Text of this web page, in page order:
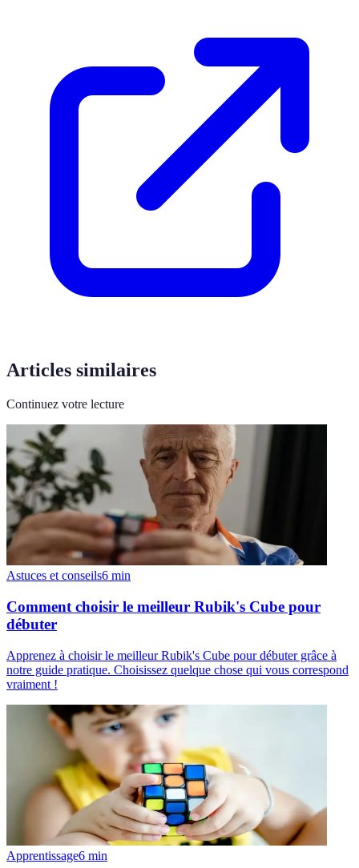
Articles similaires
Continuez votre lecture
Astuces et conseils6 min
Comment choisir le meilleur Rubik's Cube pour
débuter
Apprenez à choisir le meilleur Rubik's Cube pour débuter grâce à
notre guide pratique. Choisissez quelque chose qui vous correspond
vraiment !
Apprentissage6 min